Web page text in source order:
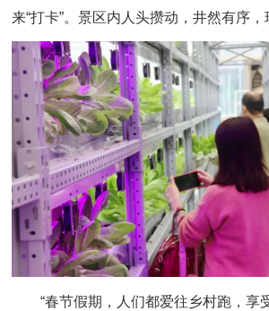
来“打卡”。景区内人头攒动，井然有序，
“春节假期，人们都爱往乡村跑，享